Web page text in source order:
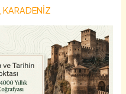
,KARADENİZ